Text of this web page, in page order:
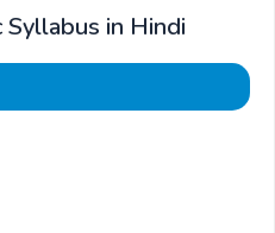
Syllabus in Hindi